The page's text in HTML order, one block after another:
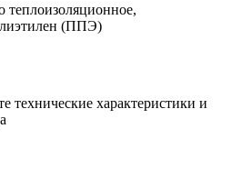
теплоизоляционное,
(ППЭ)
технические характеристики и